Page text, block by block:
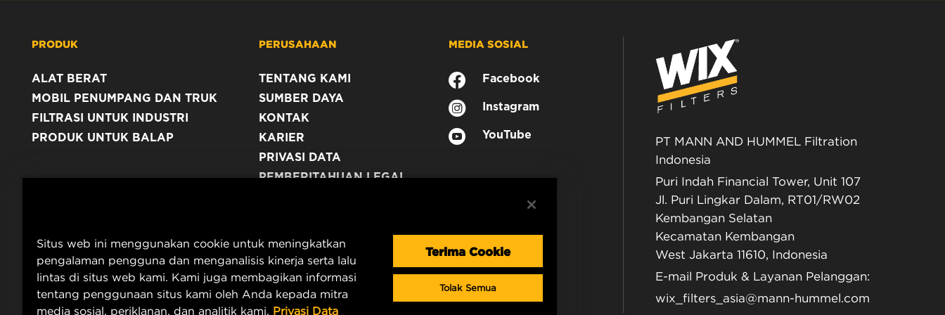
PRODUK
ALAT BERAT
MOBIL PENUMPANG DAN TRUK
FILTRASI UNTUK INDUSTRI
PRODUK UNTUK BALAP
PERUSAHAAN
TENTANG KAMI
SUMBER DAYA
KONTAK
KARIER
PRIVASI DATA
PEMBERITAHUAN LEGAL
MEDIA SOSIAL
Facebook
Instagram
YouTube
PT MANN AND HUMMEL Filtration
Indonesia
Puri Indah Financial Tower, Unit 107
Jl. Puri Lingkar Dalam, RT01/RW02
Kembangan Selatan
Kecamatan Kembangan
West Jakarta 11610, Indonesia
E-mail Produk & Layanan Pelanggan:
wix_filters_asia@mann-hummel.com
Situs web ini menggunakan cookie untuk meningkatkan
pengalaman pengguna dan menganalisis kinerja serta lalu
lintas di situs web kami. Kami juga membagikan informasi
tentang penggunaan situs kami oleh Anda kepada mitra
media sosial, periklanan, dan analitik kami. Privasi Data
Terima Cookie
Tolak Semua